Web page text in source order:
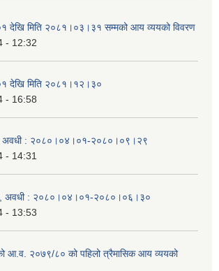
देखि मिति २०८१।०३।३१ सम्मको आय व्ययको विवरण
- 12:32
देखि मिति २०८१।१२।३०
- 16:58
: २०८०।०४।०१-२०८०।०९।२९
- 14:31
: २०८०।०४।०१-२०८०।०६।३०
- 13:53
आ.व. २०७९/८० को पहिलो त्रैमासिक आय व्ययको